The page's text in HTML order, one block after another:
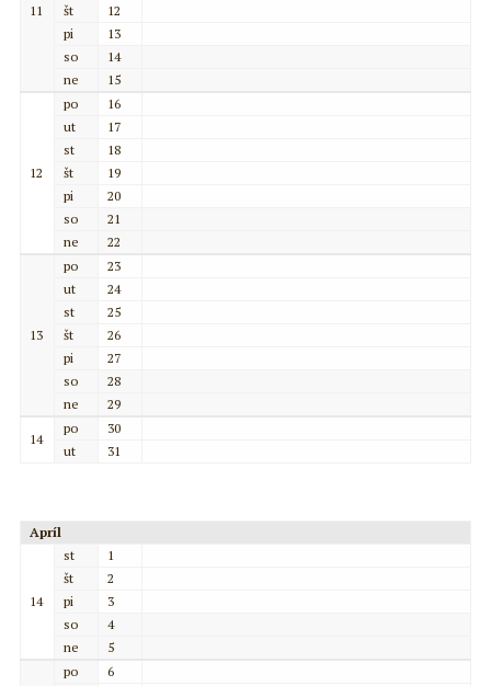
11
št
12
pi
13
so
14
ne
15
12
po
16
ut
17
st
18
št
19
pi
20
so
21
ne
22
13
po
23
ut
24
st
25
št
26
pi
27
so
28
ne
29
14
po
30
ut
31
Apríl
14
st
1
št
2
pi
3
so
4
ne
5
po
6